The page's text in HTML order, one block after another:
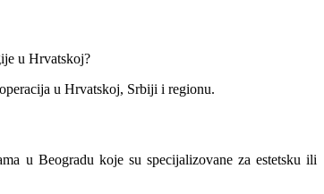
u Hrvatskoj?
u Hrvatskoj, Srbiji i regionu.
u Beogradu koje su specijalizovane za estetsku ili